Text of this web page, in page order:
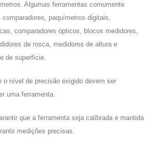
Algumas ferramentas comumente
paquímetros digitais,
comparadores ópticos, blocos medidores,
de rosca, medidores de altura e
de superfície.
o nível de precisão exigido devem ser
uma ferramenta.
que a ferramenta seja calibrada e mantida
medições precisas.